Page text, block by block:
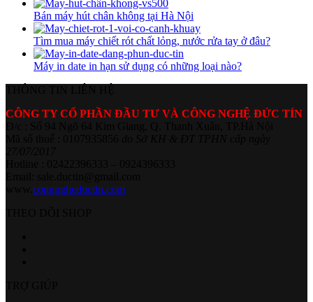
Bán máy hút chân không tại Hà Nội
Tìm mua máy chiết rót chất lỏng, nước rửa tay ở đâu?
Máy in date in hạn sử dụng có những loại nào?
CÔNG TY CỔ PHẦN ĐẦU TƯ VÀ CÔNG NGHỆ ĐỨC TÍN
congngheductin.com